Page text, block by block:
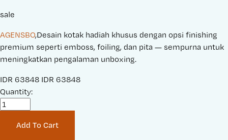
sale
AGENSBO,Desain kotak hadiah khusus dengan opsi finishing
premium seperti emboss, foiling, dan pita — sempurna untuk
meningkatkan pengalaman unboxing.
S
a
IDR 63848 O
IDR 63848
Quantity:
Add To Cart